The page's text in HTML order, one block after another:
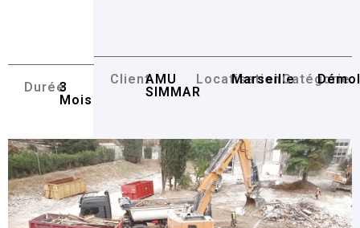
Durée
3
Mois
ClientAMU
SIMMAR
Locatisation
MarseilleCatégorie